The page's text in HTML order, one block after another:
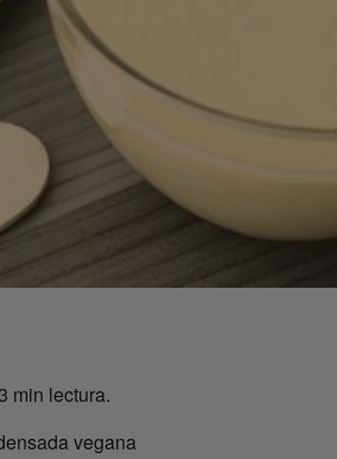
min lectura.
vegana